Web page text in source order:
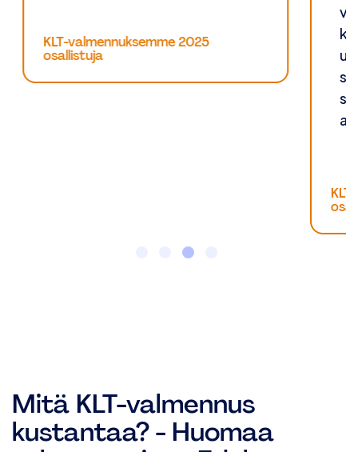
KLT-valmennuksemme 2025
osallistuja
Mitä KLT-valmennus
kustantaa? - Huomaa